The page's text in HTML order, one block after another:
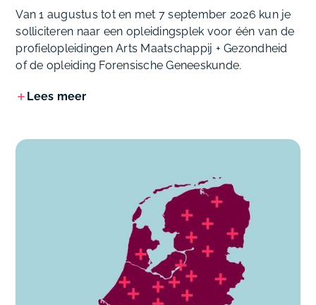
Van 1 augustus tot en met 7 september 2026 kun je
solliciteren naar een opleidingsplek voor één van de
profielopleidingen Arts Maatschappij + Gezondheid
of de opleiding Forensische Geneeskunde.
Lees meer